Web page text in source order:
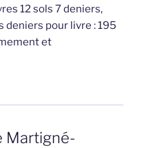
12 sols 7 deniers,
deniers pour livre : 195
et
Martigné-